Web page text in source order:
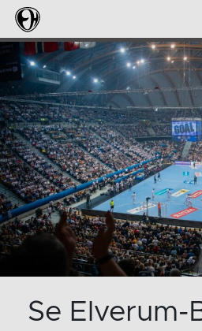
Se Elverum-